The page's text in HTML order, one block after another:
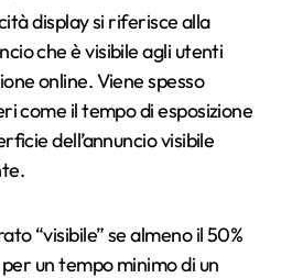
display si riferisce alla
che è visibile agli utenti
online. Viene spesso
come il tempo di esposizione
dell’annuncio visibile
“visibile” se almeno il 50%
un tempo minimo di un